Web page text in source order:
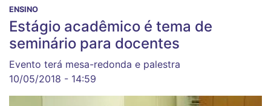
ENSINO
Estágio acadêmico é tema de
seminário para docentes
Evento terá mesa-redonda e palestra
10/05/2018 - 14:59